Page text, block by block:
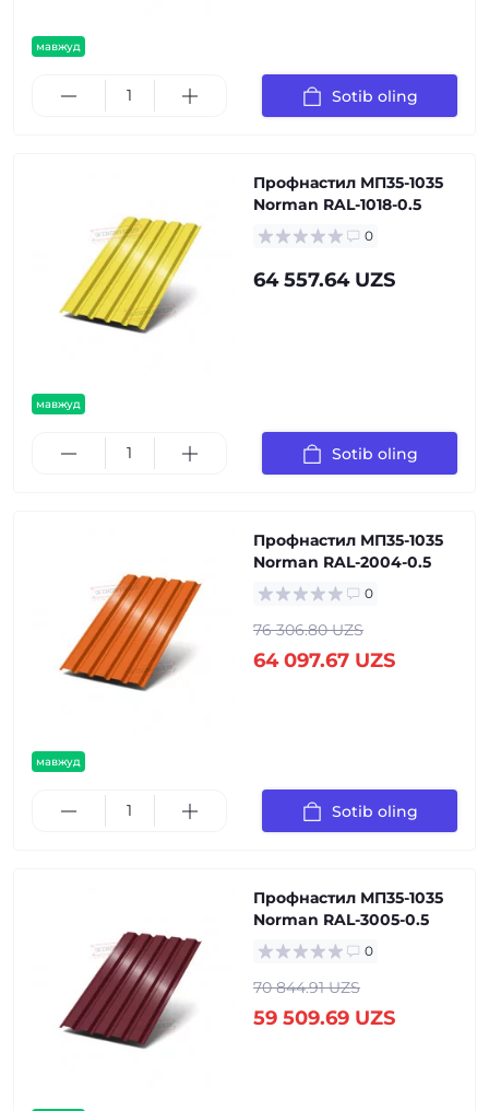
мавжуд
Sotib oling
мавжуд
Профнастил МП35-1035
Norman RAL-1018-0.5
0
64 557.64 UZS
Sotib oling
мавжуд
Профнастил МП35-1035
Norman RAL-2004-0.5
0
76 306.80 UZS
64 097.67 UZS
Sotib oling
Профнастил МП35-1035
Norman RAL-3005-0.5
0
70 844.91 UZS
59 509.69 UZS